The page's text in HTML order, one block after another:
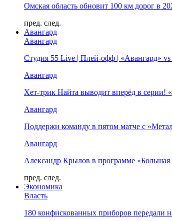
Омская область обновит 100 км дорог в
пред. след.
Авангард
Авангард
Студия 55 Live | Плей-офф | «Авангард»
Авангард
Хет-трик Найта выводит вперёд в
Авангард
Поддержи команду в пятом матче с
Авангард
Александр Крылов в программе «Большая
пред. след.
Экономика
Власть
180 конфискованных приборов